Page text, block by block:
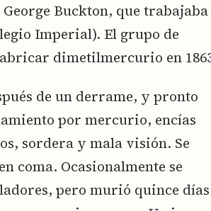
Buckton, que trabajaba
Imperial). El grupo de
dimetilmercurio en
de un derrame, y pronto
por mercurio, encías
sordera y mala visión. Se
coma. Ocasionalmente se
pero murió quince días